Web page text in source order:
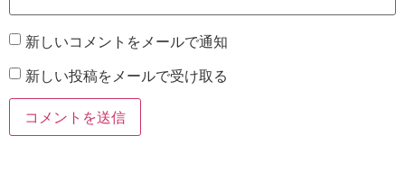
新しいコメントをメールで通知
新しい投稿をメールで受け取る